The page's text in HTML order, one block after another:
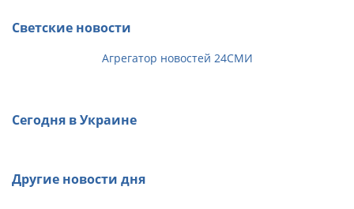
Светские новости
Агрегатор новостей 24СМИ
Сегодня в Украине
Другие новости дня